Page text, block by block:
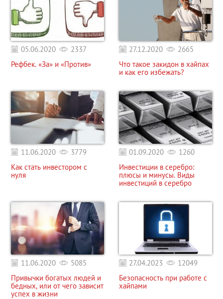
05.06.2020
2337
Рефбек. «За» и «Против»
27.12.2020
2665
Что такое закидон в хайпах
и как его избежать?
11.06.2020
3779
Как стать инвестором с
нуля
01.09.2020
1260
Инвестиции в серебро:
плюсы и минусы. Виды
инвестиций в серебро
11.06.2020
5085
Привычки богатых людей и
бедных, или от чего зависит
успех в жизни
27.04.2023
12049
Безопасность при работе с
хайпами